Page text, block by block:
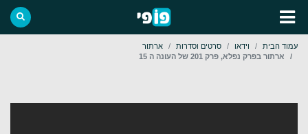
עמוד הבית וידאו סרטים וסדרות
ארתור
ארתור בפרק נפלא, פרק 201 של העונה ה 15